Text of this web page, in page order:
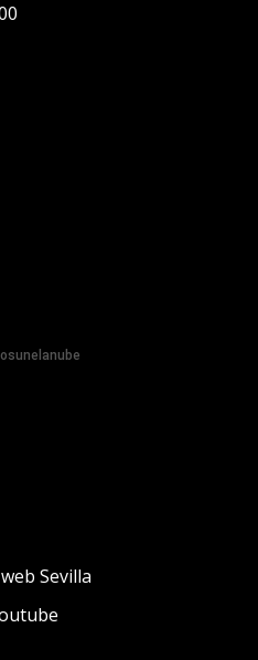
Sevilla